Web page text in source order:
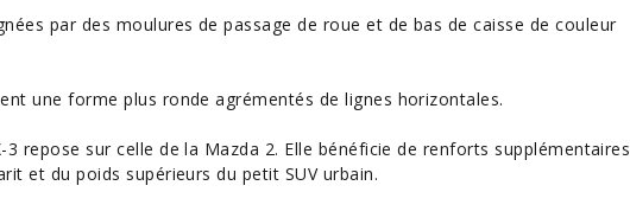
par des moulures de passage de roue et de bas de caisse de couleur
une forme plus ronde agrémentés de lignes horizontales.
3 repose sur celle de la Mazda 2. Elle bénéficie de renforts supplémentaires
et du poids supérieurs du petit SUV urbain.